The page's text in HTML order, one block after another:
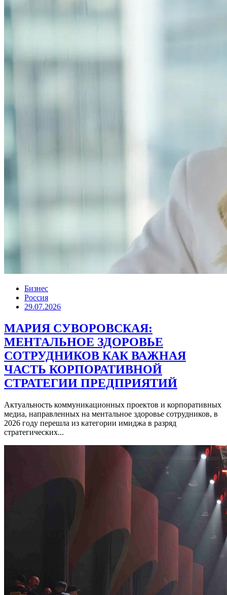
Бизнес
Россия
29.07.2026
МАРИЯ СУВОРОВСКАЯ:
МЕНТАЛЬНОЕ ЗДОРОВЬЕ
СОТРУДНИКОВ КАК ВАЖНАЯ
ЧАСТЬ КОРПОРАТИВНОЙ
СТРАТЕГИИ ПРЕДПРИЯТИЙ
Актуальность коммуникационных проектов и корпоративных
медиа, направленных на ментальное здоровье сотрудников, в
2026 году перешла из категории имиджа в разряд
стратегических...